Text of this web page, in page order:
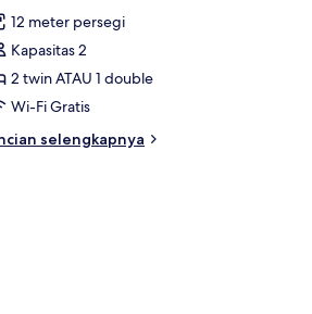
12 meter persegi
Kapasitas 2
2 twin ATAU 1 double
Wi-Fi Gratis
selengkapnya